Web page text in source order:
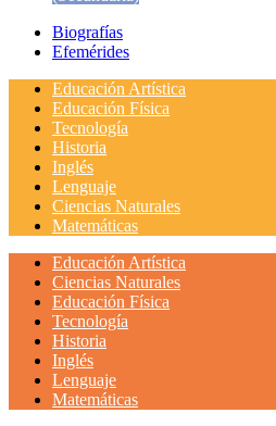
Biografías
Efemérides
Educación Artística
Educación Física
Tecnología
Historia
Inglés
Lenguaje
Ciencias Naturales
Matemáticas
Educación Artística
Ciencias Naturales
Educación Física
Tecnología
Historia
Inglés
Lenguaje
Matemáticas